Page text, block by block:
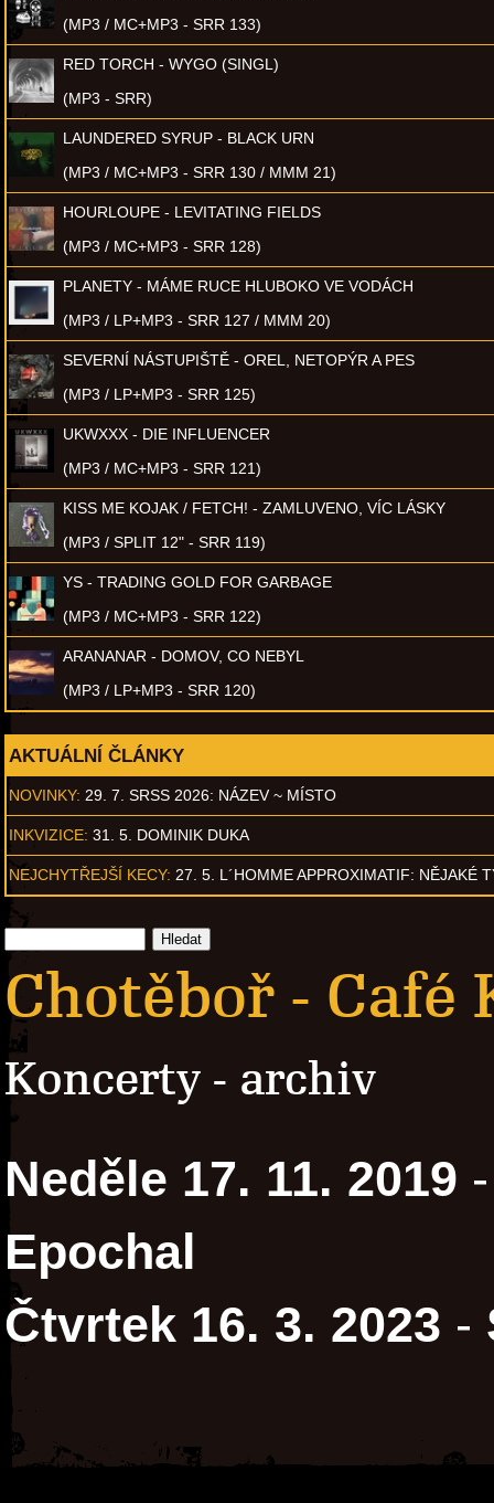
(MP3 / MC+MP3 - SRR 133)
RED TORCH - WYGO (SINGL)
(MP3 - SRR)
LAUNDERED SYRUP - BLACK URN
(MP3 / MC+MP3 - SRR 130 / MMM 21)
HOURLOUPE - LEVITATING FIELDS
(MP3 / MC+MP3 - SRR 128)
PLANETY - MÁME RUCE HLUBOKO VE VODÁCH
(MP3 / LP+MP3 - SRR 127 / MMM 20)
SEVERNÍ NÁSTUPIŠTĚ - OREL, NETOPÝR A PES
(MP3 / LP+MP3 - SRR 125)
UKWXXX - DIE INFLUENCER
(MP3 / MC+MP3 - SRR 121)
KISS ME KOJAK / FETCH! - ZAMLUVENO, VÍC LÁSKY
(MP3 / SPLIT 12" - SRR 119)
YS - TRADING GOLD FOR GARBAGE
(MP3 / MC+MP3 - SRR 122)
ARANANAR - DOMOV, CO NEBYL
(MP3 / LP+MP3 - SRR 120)
AKTUÁLNÍ ČLÁNKY
NOVINKY: 29. 7. SRSS 2026: NÁZEV ~ MÍSTO
INKVIZICE: 31. 5. DOMINIK DUKA
NEJCHYTŘEJŠÍ KECY: 27. 5. L´HOMME APPROXIMATIF: NĚJAKÉ
Chotěboř - Café
Koncerty - archiv
Neděle 17. 11. 2019
Epochal
Čtvrtek 16. 3. 2023 -